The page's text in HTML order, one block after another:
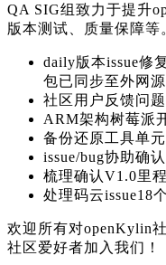
QA SIG组致力于提升
版本测试、质量保障等
daily版本issue修
包已同步至外网源
社区用户反馈问
ARM架构树莓派
备份还原工具单元
issue/bug协助确
梳理确认V1.0里
处理码云issue18
欢迎所有对openKylin
社区爱好者加入我们！